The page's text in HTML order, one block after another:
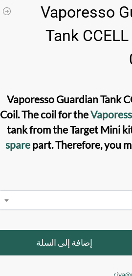
Vaporesso
Tank
Vaporesso Guardian Tank
Coil. The coil for the
tankfrom theTarget Mini
sparepart. Therefore, you
إضافة إلى السلة